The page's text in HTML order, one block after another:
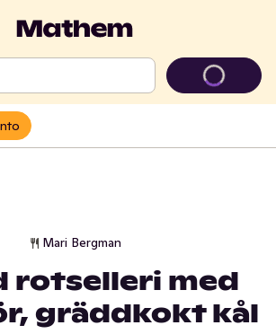
Mari Bergman
rotselleri med
gräddkokt kål